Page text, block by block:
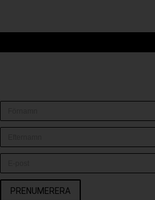
PRENUMERERA